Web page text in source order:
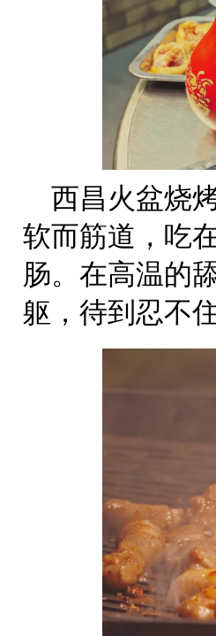
西昌火盆烧
软而筋道，吃
肠。在高温的
躯，待到忍不